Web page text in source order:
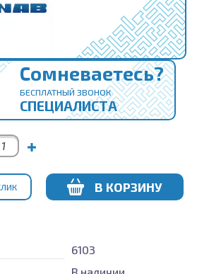
Сомневаетесь?
БЕСПЛАТНЫЙ ЗВОНОК
СПЕЦИАЛИСТА
В КОРЗИНУ
6103
В наличии